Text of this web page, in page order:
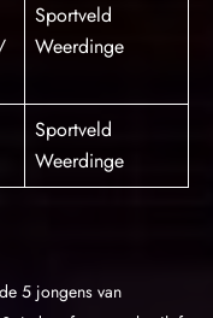
Sportveld
Weerdinge
Sportveld
Weerdinge
5 jongens van